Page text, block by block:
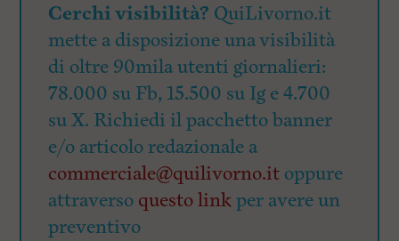
Cerchi visibilità? QuiLivorno.it
mette a disposizione una visibilità
di oltre 90mila utenti giornalieri:
78.000 su Fb, 15.500 su Ig e 4.700
su X. Richiedi il pacchetto banner
e/o articolo redazionale a
commerciale@quilivorno.it oppure
attraverso questo linkper avere un
preventivo